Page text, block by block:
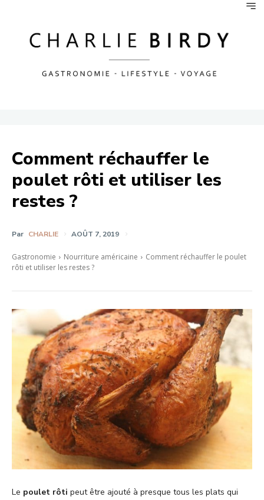
Comment réchauffer le
poulet rôti et utiliser les
restes ?
Par CHARLIE AOÛT 7, 2019
Gastronomie Nourriture américaine
Comment réchauffer le poulet
rôti et utiliser les restes ?
Le poulet rôti peut être ajouté à presque tous les plats qui